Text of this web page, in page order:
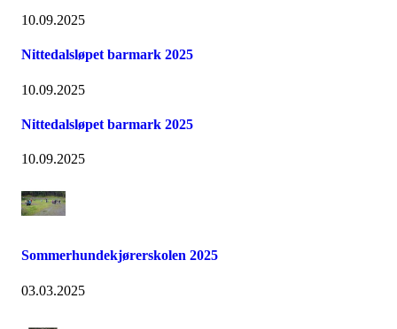
10.09.2025
Nittedalsløpet barmark 2025
10.09.2025
Nittedalsløpet barmark 2025
10.09.2025
Sommerhundekjørerskolen 2025
03.03.2025